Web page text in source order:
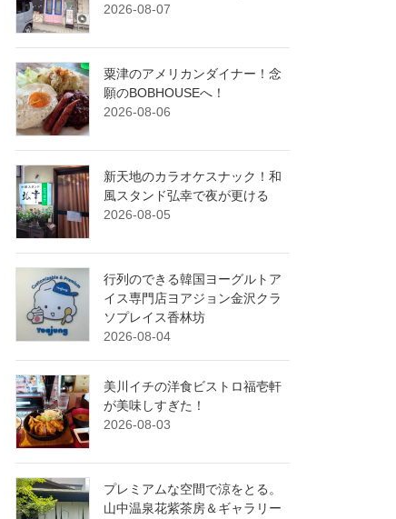
2026-08-07
粟津のアメリカンダイナー！念
願のBOBHOUSEへ！
2026-08-06
新天地のカラオケスナック！和
風スタンド弘幸で夜が更ける
2026-08-05
行列のできる韓国ヨーグルトア
イス専門店ヨアジョン金沢クラ
ソプレイス香林坊
2026-08-04
美川イチの洋食ビストロ福壱軒
が美味しすぎた！
2026-08-03
プレミアムな空間で涼をとる。
山中温泉花紫茶房＆ギャラリー